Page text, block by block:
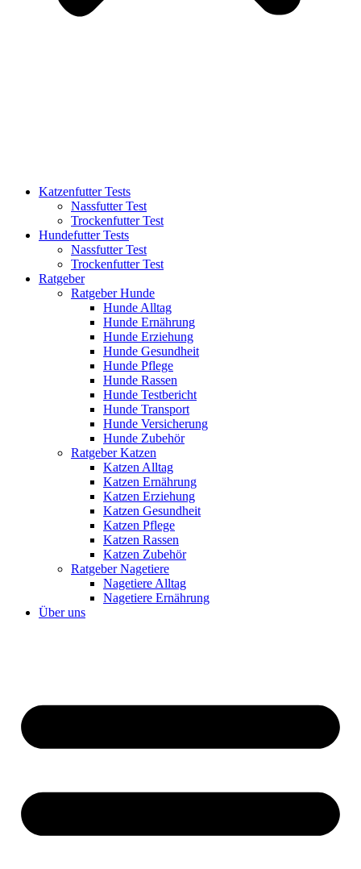
Katzenfutter Tests
Nassfutter Test
Trockenfutter Test
Hundefutter Tests
Nassfutter Test
Trockenfutter Test
Ratgeber
Ratgeber Hunde
Hunde Alltag
Hunde Ernährung
Hunde Erziehung
Hunde Gesundheit
Hunde Pflege
Hunde Rassen
Hunde Testbericht
Hunde Transport
Hunde Versicherung
Hunde Zubehör
Ratgeber Katzen
Katzen Alltag
Katzen Ernährung
Katzen Erziehung
Katzen Gesundheit
Katzen Pflege
Katzen Rassen
Katzen Zubehör
Ratgeber Nagetiere
Nagetiere Alltag
Nagetiere Ernährung
Über uns